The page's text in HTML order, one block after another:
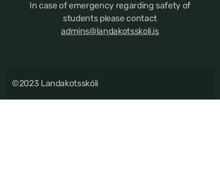
In case of emergency regarding safety of
students please contact
admins@landakotsskoli.is
©2023 Landakotsskóli